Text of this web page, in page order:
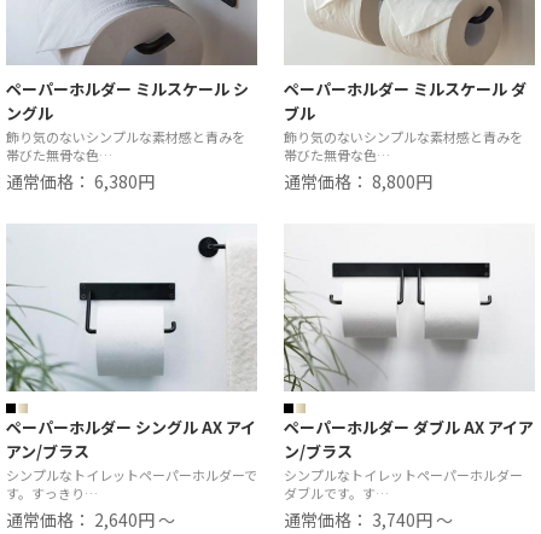
ペーパーホルダー ミルスケール シ
ングル
飾り気のないシンプルな素材感と青みを
帯びた無骨な色…
通常価格： 6,380円
ペーパーホルダー ミルスケール ダ
ブル
飾り気のないシンプルな素材感と青みを
帯びた無骨な色…
通常価格： 8,800円
ペーパーホルダー シングル AX アイ
アン/ブラス
シンプルなトイレットペーパーホルダーで
す。すっきり…
通常価格： 2,640円 ～
ペーパーホルダー ダブル AX アイア
ン/ブラス
シンプルなトイレットペーパーホルダー
ダブルです。す…
通常価格： 3,740円 ～